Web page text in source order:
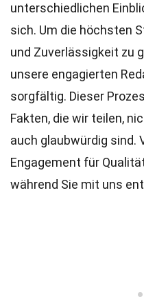
unterschiedlichen
sich. Um die höchsten
und Zuverlässigkeit zu
unsere engagierten
sorgfältig. Dieser
Fakten, die wir teilen,
auch glaubwürdig sind.
Engagement für
während Sie mit uns